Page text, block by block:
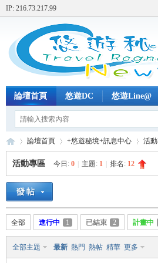
IP: 216.73.217.99
論壇首頁 悠遊DC 悠遊Line@
»
論壇首頁 +悠遊秘境+訊息中心 活
活動專區 今日: 0 主題: 1 排名: 12
全部 進行中 1 已結束 2 計畫中
全部主題 最新 熱門 熱帖 精華 更多